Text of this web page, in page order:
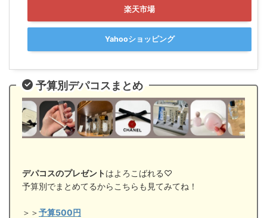
楽天市場
Yahooショッピング
予算別デパコスまとめ
デパコスのプレゼントはよろこばれる♡
予算別でまとめてるからこちらも見てみてね！
＞＞予算500円